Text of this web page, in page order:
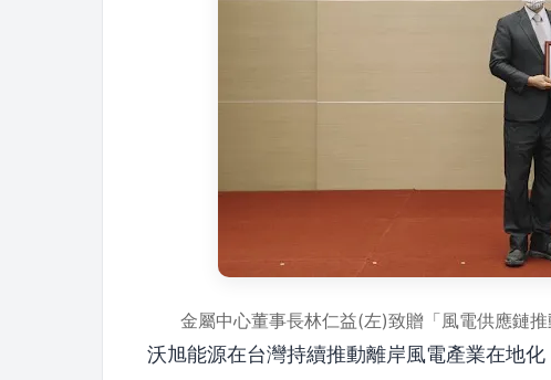
金屬中心董事長林仁益(左)致贈「風電供應鏈
沃旭能源在台灣持續推動離岸風電產業在地